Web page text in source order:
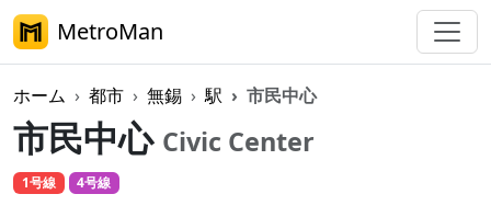
MetroMan
ホーム 都市 無錫 駅 市民中心
市民中心 Civic Center
1号線 4号線